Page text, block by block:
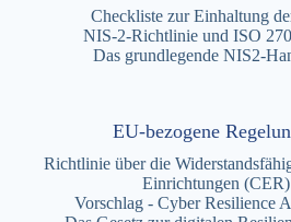
Checkliste zur Einhaltung
NIS-2-Richtlinie und ISO
Das grundlegende NIS2-
EU-bezogene
Richtlinie über die
Einrichtungen (CER)
Vorschlag - Cyber Resilience